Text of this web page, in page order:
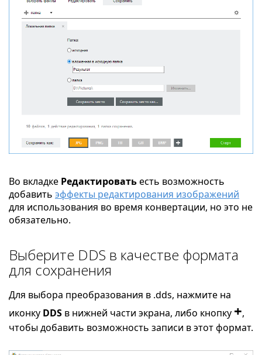
Во вкладке Редактироватьесть возможность
добавить эффекты редактирования изображений
для использования во время конвертации, но это не
обязательно.
Выберите DDS в качестве формата
для сохранения
Для выбора преобразования в .dds, нажмите на
иконку DDS в нижней части экрана, либо кнопку +,
чтобы добавить возможность записи в этот формат.